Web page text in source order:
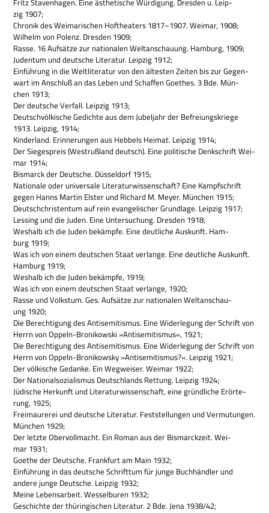
Fritz Sta­ven­ha­gen. Eine ästhe­ti­sche Wür­di­gung. Dres­den u. Leip­
zig 1907;
Chro­nik des Wei­ma­ri­schen Hof­thea­ters 1817–1907. Wei­mar, 1908;
Wil­helm von Polenz. Dres­den 1909;
Rasse. 16 Auf­sätze zur natio­na­len Welt­an­schau­ung. Ham­burg, 1909;
Juden­tum und deut­sche Lite­ra­tur. Leip­zig 1912;
Ein­füh­rung in die Welt­li­te­ra­tur von den älte­sten Zei­ten bis zur Gegen­
wart im Anschluß an das Leben und Schaf­fen Goe­thes. 3 Bde. Mün­
chen 1913;
Der deut­sche Ver­fall. Leip­zig 1913;
Deutsch­völ­ki­sche Gedichte aus dem Jubel­jahr der Befrei­ungs­kriege
1913. Leip­zig, 1914;
Kin­der­land. Erin­ne­run­gen aus Heb­bels Hei­mat. Leip­zig 1914;
Der Sie­ges­preis (West­ruß­land deutsch). Eine poli­ti­sche Denk­schrift Wei­
mar 1914;
Bis­marck der Deut­sche. Düs­sel­dorf 1915;
Natio­nale oder uni­ver­sale Lite­ra­tur­wis­sen­schaft? Eine Kampf­schrift
gegen Hanns Mar­tin Elster und Richard M. Meyer. Mün­chen 1915;
Deutsch­chri­sten­tum auf rein evan­ge­li­scher Grund­lage. Leip­zig 1917;
Les­sing und die Juden. Eine Unter­su­chung. Dres­den 1918;
Wes­halb ich die Juden bekämpfe. Eine deut­li­che Aus­kunft. Ham­
burg 1919;
Was ich von einem deut­schen Staat ver­lange. Eine deut­li­che Aus­kunft.
Ham­burg 1919;
Wes­halb ich die Juden bekämpfe, 1919;
Was ich von einem deut­schen Staat ver­lange, 1920;
Rasse und Volks­tum. Ges. Auf­sätze zur natio­na­len Welt­an­schau­
ung 1920;
Die Berech­ti­gung des Anti­se­mi­tis­mus. Eine Wider­le­gung der Schrift von
Herrn von Oppeln-Bro­ni­kow­ski »Anti­se­mi­tis­mus«, 1921;
Die Berech­ti­gung des Anti­se­mi­tis­mus. Eine Wider­le­gung der Schrift von
Herrn von Oppeln-Bro­ni­kow­sky »Anti­se­mi­tis­mus?«. Leip­zig 1921;
Der völ­ki­sche Gedanke. Ein Weg­wei­ser. Wei­mar 1922;
Der Natio­nal­so­zia­lis­mus Deutsch­lands Ret­tung. Leip­zig 1924;
Jüdi­sche Her­kunft und Lite­ra­tur­wis­sen­schaft, eine gründ­li­che Erör­te­
rung, 1925;
Frei­mau­re­rei und deut­sche Lite­ra­tur. Fest­stel­lun­gen und Ver­mu­tun­gen.
Mün­chen 1929;
Der letzte Ober­voll­macht. Ein Roman aus der Bis­marck­zeit. Wei­
mar 1931;
Goe­the der Deut­sche. Frank­furt am Main 1932;
Ein­füh­rung in das deut­sche Schrift­tum für junge Buch­händ­ler und
andere junge Deut­sche. Leip­zig 1932;
Meine Lebens­ar­beit. Wes­sel­bu­ren 1932;
Geschichte der thü­rin­gi­schen Lite­ra­tur. 2 Bde. Jena 1938/42;